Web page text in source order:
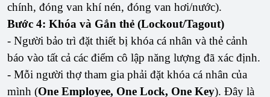
chính, đóng van khí nén, đóng van hơi/nước).
Bước 4: Khóa và Gắn thẻ (Lockout/Tagout)
- Người bảo trì đặt thiết bị khóa cá nhân và thẻ cảnh
báo vào tất cả các điểm cô lập năng lượng đã xác định.
- Mỗi người thợ tham gia phải đặt khóa cá nhân của
mình (One Employee, One Lock, One Key). Đây là